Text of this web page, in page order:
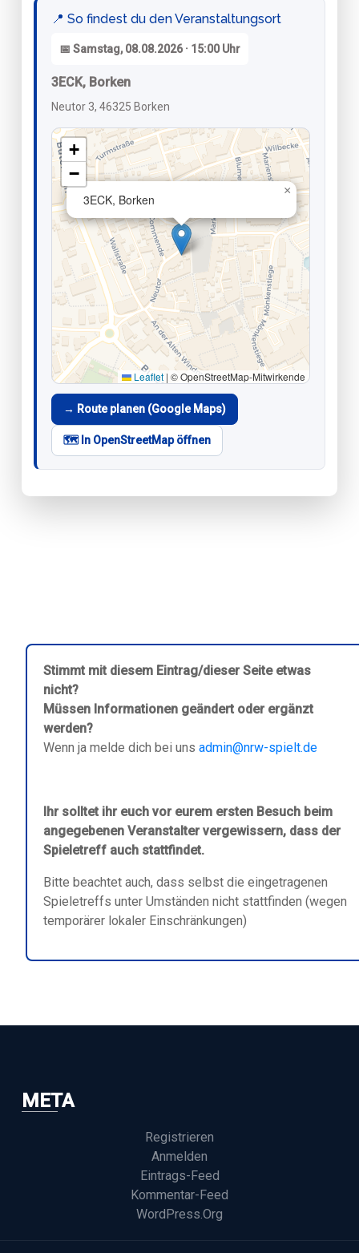
📍 So findest du den Veranstaltungsort
📅 Samstag, 08.08.2026 · 15:00 Uhr
3ECK, Borken
Neutor 3, 46325 Borken
3ECK, Borken
×
+
−
Leaflet | © OpenStreetMap-Mitwirkende
→ Route planen (Google Maps)
🗺️ In OpenStreetMap öffnen
Stimmt mit diesem Eintrag/dieser Seite etwas
nicht?
Müssen Informationen geändert oder ergänzt
werden?
Wenn ja melde dich bei uns admin@nrw-spielt.de
Ihr solltet ihr euch vor eurem ersten Besuch beim
angegebenen Veranstalter vergewissern, dass der
Spieletreff auch stattfindet.
Bitte beachtet auch, dass selbst die eingetragenen
Spieletreffs unter Umständen nicht stattfinden (wegen
temporärer lokaler Einschränkungen)
META
Registrieren
Anmelden
Eintrags-Feed
Kommentar-Feed
WordPress.org